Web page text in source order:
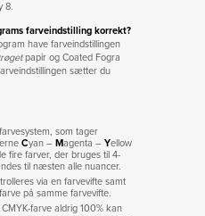
8.
farveindstilling korrekt?
have farveindstillingen
papir og Coated Fogra
sætter du
som tager
Cyan – Magenta – Yellow
fire farver, der bruges til 4-
til næsten alle nuancer.
via en farvevifte samt
på samme farvevifte.
farve aldrig 100% kan